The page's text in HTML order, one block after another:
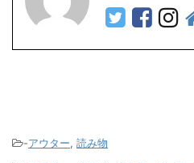
-アウター, 読み物